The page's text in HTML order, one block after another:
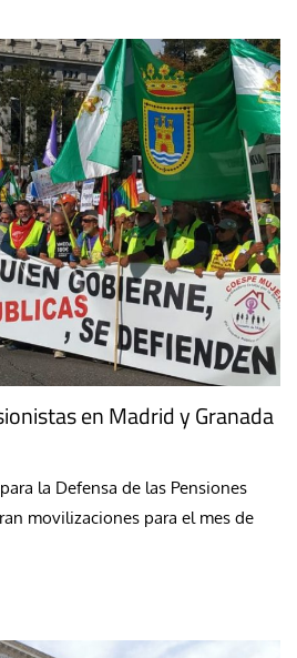
en Madrid y Granada
la Defensa de las Pensiones
movilizaciones para el mes de